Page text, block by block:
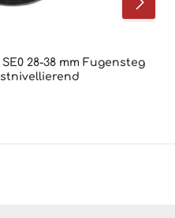
28-38 mm Fugensteg